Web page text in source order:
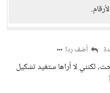
أضف ردا
لكنني لا أراها ستغيد تشكيل